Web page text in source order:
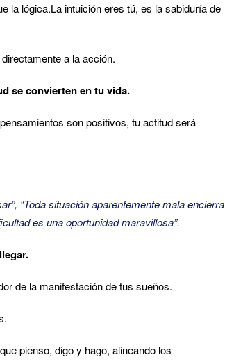
la lógica.La intuición eres tú, es la sabiduría de
a la acción.
se convierten en tu vida.
son positivos, tu actitud será
“Toda situación aparentemente mala encierra
es una oportunidad maravillosa”.
de la manifestación de tus sueños.
pienso, digo y hago, alineando los